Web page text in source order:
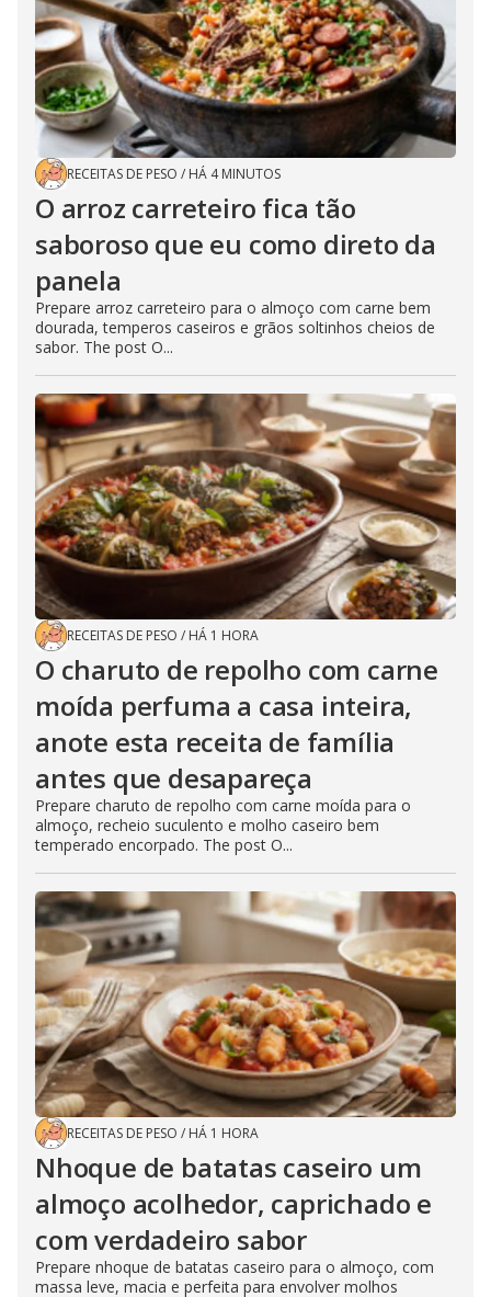
RECEITAS DE PESO / HÁ 4 MINUTOS
O arroz carreteiro fica tão
saboroso que eu como direto da
panela
Prepare arroz carreteiro para o almoço com carne bem
dourada, temperos caseiros e grãos soltinhos cheios de
sabor. The post O...
RECEITAS DE PESO / HÁ 1 HORA
O charuto de repolho com carne
moída perfuma a casa inteira,
anote esta receita de família
antes que desapareça
Prepare charuto de repolho com carne moída para o
almoço, recheio suculento e molho caseiro bem
temperado encorpado. The post O...
RECEITAS DE PESO / HÁ 1 HORA
Nhoque de batatas caseiro um
almoço acolhedor, caprichado e
com verdadeiro sabor
Prepare nhoque de batatas caseiro para o almoço, com
massa leve, macia e perfeita para envolver molhos